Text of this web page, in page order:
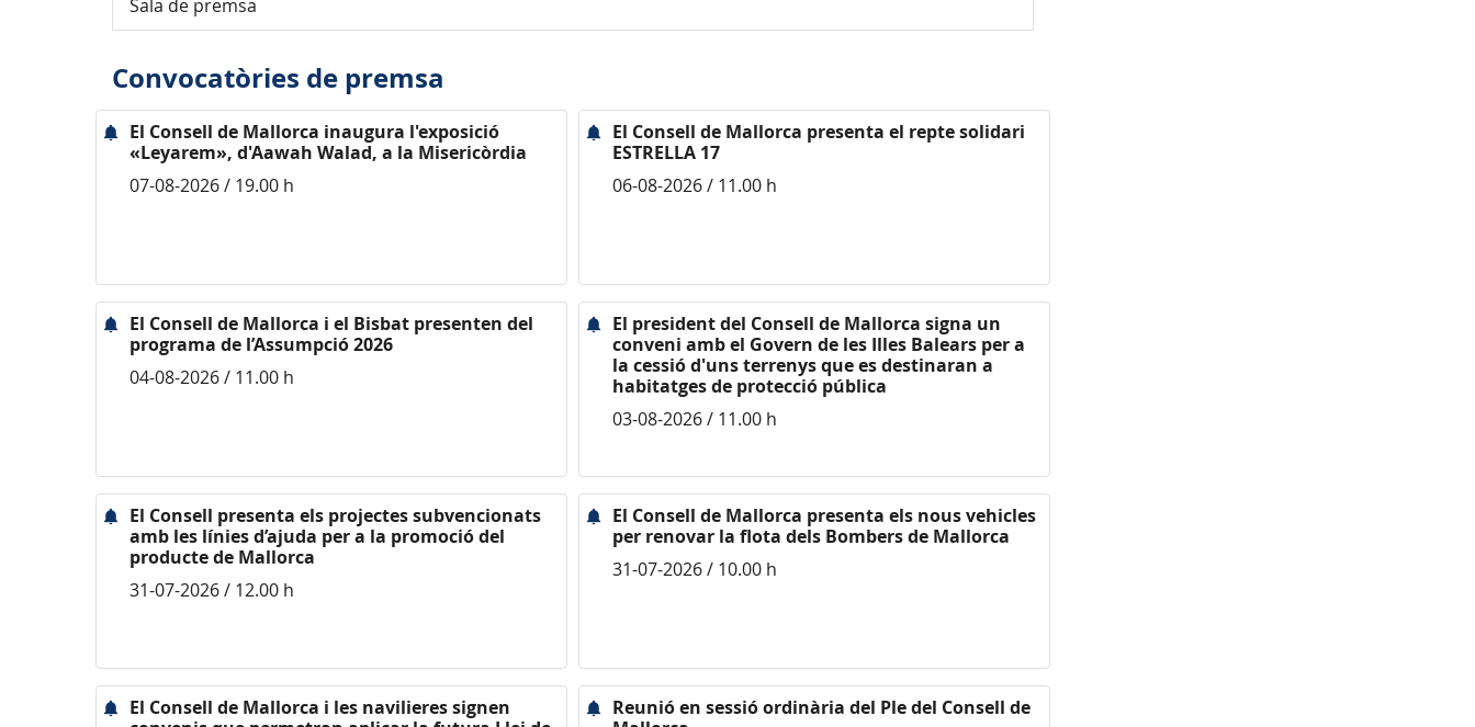
Sala de premsa
Convocatòries de premsa
El Consell de Mallorca inaugura l'exposició
«Leyarem», d'Aawah Walad, a la Misericòrdia
07-08-2026 / 19.00 h
El Consell de Mallorca presenta el repte solidari
ESTRELLA 17
06-08-2026 / 11.00 h
El Consell de Mallorca i el Bisbat presenten del
programa de l’Assumpció 2026
04-08-2026 / 11.00 h
El president del Consell de Mallorca signa un
conveni amb el Govern de les Illes Balears per a
la cessió d'uns terrenys que es destinaran a
habitatges de protecció pública
03-08-2026 / 11.00 h
El Consell presenta els projectes subvencionats
amb les línies d’ajuda per a la promoció del
producte de Mallorca
31-07-2026 / 12.00 h
El Consell de Mallorca presenta els nous vehicles
per renovar la flota dels Bombers de Mallorca
31-07-2026 / 10.00 h
El Consell de Mallorca i les navilieres signen
Reunió en sessió ordinària del Ple del Consell de